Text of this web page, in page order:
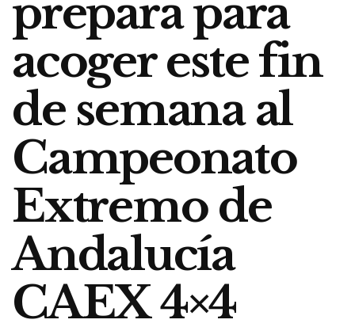
prepara para
acoger este fin
de semana al
Campeonato
Extremo de
Andalucía
CAEX 4×4